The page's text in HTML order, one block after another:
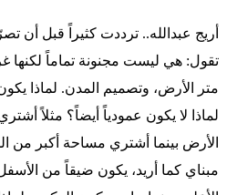
أريج عبدالله.. ترددت كثيراً قبل أن
تقول: هي ليست مجنونة تماماً لكنها
متر الأرض، وتصميم المدن. لماذا
لماذا لا يكون عمودياً أيضاً؟ مثلاً
الأرض بينما أشتري مساحة أكبر من
مبناي كما أريد، يكون ضيقاً من